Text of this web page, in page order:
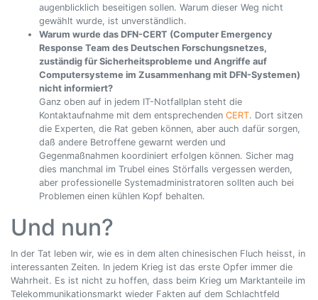
augenblicklich beseitigen sollen. Warum dieser Weg nicht
gewählt wurde, ist unverständlich.
Warum wurde das DFN-CERT (Computer Emergency
Response Team des Deutschen Forschungsnetzes,
zuständig für Sicherheitsprobleme und Angriffe auf
Computersysteme im Zusammenhang mit DFN-Systemen)
nicht informiert?
Ganz oben auf in jedem IT-Notfallplan steht die
Kontaktaufnahme mit dem entsprechenden CERT. Dort sitzen
die Experten, die Rat geben können, aber auch dafür sorgen,
daß andere Betroffene gewarnt werden und
Gegenmaßnahmen koordiniert erfolgen können. Sicher mag
dies manchmal im Trubel eines Störfalls vergessen werden,
aber professionelle Systemadministratoren sollten auch bei
Problemen einen kühlen Kopf behalten.
Und nun?
In der Tat leben wir, wie es in dem alten chinesischen Fluch heisst, in
interessanten Zeiten. In jedem Krieg ist das erste Opfer immer die
Wahrheit. Es ist nicht zu hoffen, dass beim Krieg um Marktanteile im
Telekommunikationsmarkt wieder Fakten auf dem Schlachtfeld